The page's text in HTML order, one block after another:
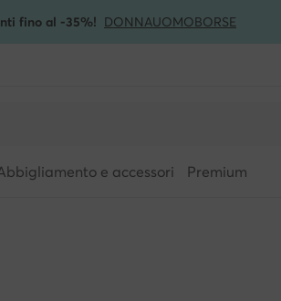
fino al -35%! DONNAUOMOBORSE
e accessori Premium